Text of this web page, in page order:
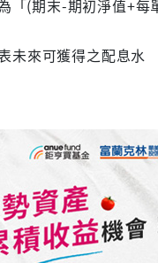
「(期末-期初淨值+每
未來可獲得之配息水